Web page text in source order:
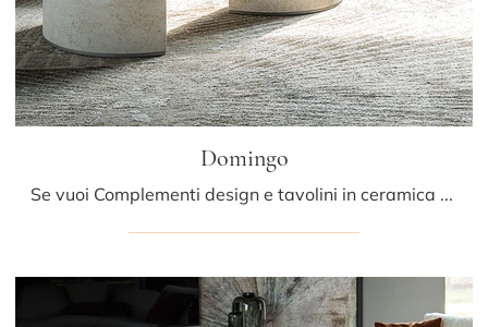
Domingo
Se vuoi Complementi design e tavolini in ceramica scopri di più sul modello Domingo del brand Cattelan Italia.